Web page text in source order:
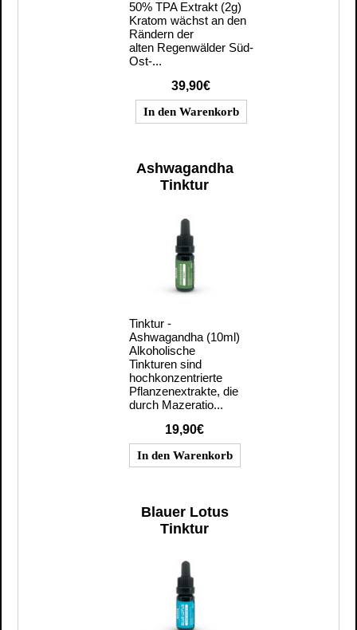
50% TPA Extrakt (2g)
Kratom wächst an den
Rändern der
alten Regenwälder Süd-
Ost-...
39,90€
Ashwagandha
Tinktur
Tinktur -
Ashwagandha (10ml)
Alkoholische
Tinkturen sind
hochkonzentrierte
Pflanzenextrakte, die
durch Mazeratio...
19,90€
Blauer Lotus
Tinktur